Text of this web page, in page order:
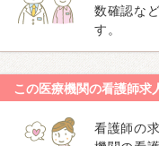
数確認な
す。
この医療機関の看護師求
看護師の